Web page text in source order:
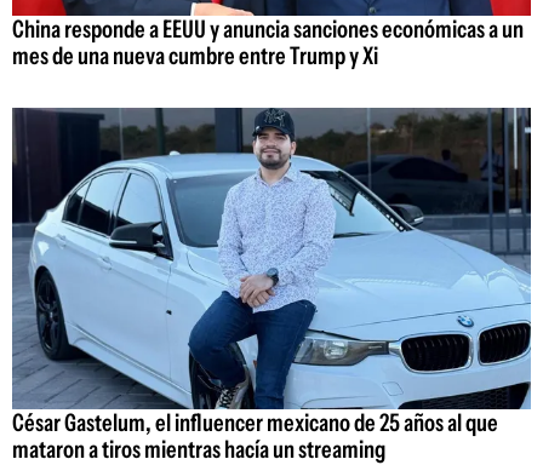
China responde a EEUU y anuncia sanciones económicas a un
mes de una nueva cumbre entre Trump y Xi
César Gastelum, el influencer mexicano de 25 años al que
mataron a tiros mientras hacía un streaming